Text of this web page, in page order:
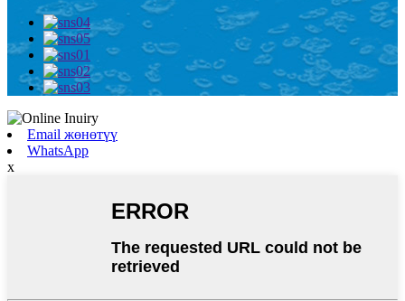
Email жөнөтүү
WhatsApp
x